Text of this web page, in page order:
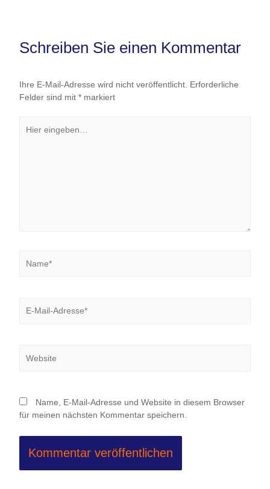
Schreiben Sie einen Kommentar
Ihre E-Mail-Adresse wird nicht veröffentlicht. Erforderliche
Felder sind mit *markiert
eingeben…
Mail-
Name, E-Mail-Adresse und Website in diesem Browser
für meinen nächsten Kommentar speichern.